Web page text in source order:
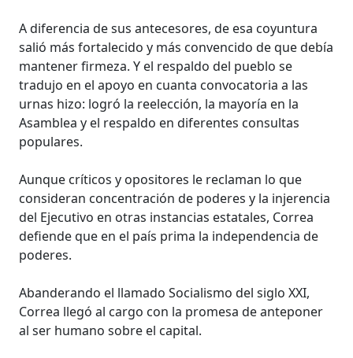
A diferencia de sus antecesores, de esa coyuntura
salió más fortalecido y más convencido de que debía
mantener firmeza. Y el respaldo del pueblo se
tradujo en el apoyo en cuanta convocatoria a las
urnas hizo: logró la reelección, la mayoría en la
Asamblea y el respaldo en diferentes consultas
populares.
Aunque críticos y opositores le reclaman lo que
consideran concentración de poderes y la injerencia
del Ejecutivo en otras instancias estatales, Correa
defiende que en el país prima la independencia de
poderes.
Abanderando el llamado Socialismo del siglo XXI,
Correa llegó al cargo con la promesa de anteponer
al ser humano sobre el capital.